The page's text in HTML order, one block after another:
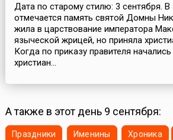
Дата по старому стилю: 3 сентября. В
отмечается память святой Домны
жила в царствование императора
языческой жрицей, но приняла
Когда по приказу правителя
христиан...
А также в этот день 9 сентября:
Праздники Именины Хроника